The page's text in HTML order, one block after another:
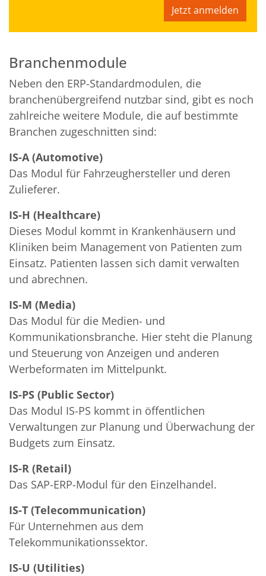
Jetzt anmelden
Branchenmodule
Neben den ERP-Standardmodulen, die
branchenübergreifend nutzbar sind, gibt es noch
zahlreiche weitere Module, die auf bestimmte
Branchen zugeschnitten sind:
IS-A (Automotive)
Das Modul für Fahrzeughersteller und deren
Zulieferer.
IS-H (Healthcare)
Dieses Modul kommt in Krankenhäusern und
Kliniken beim Management von Patienten zum
Einsatz. Patienten lassen sich damit verwalten
und abrechnen.
IS-M (Media)
Das Modul für die Medien- und
Kommunikationsbranche. Hier steht die Planung
und Steuerung von Anzeigen und anderen
Werbeformaten im Mittelpunkt.
IS-PS (Public Sector)
Das Modul IS-PS kommt in öffentlichen
Verwaltungen zur Planung und Überwachung der
Budgets zum Einsatz.
IS-R (Retail)
Das SAP-ERP-Modul für den Einzelhandel.
IS-T (Telecommunication)
Für Unternehmen aus dem
Telekommunikationssektor.
IS-U (Utilities)